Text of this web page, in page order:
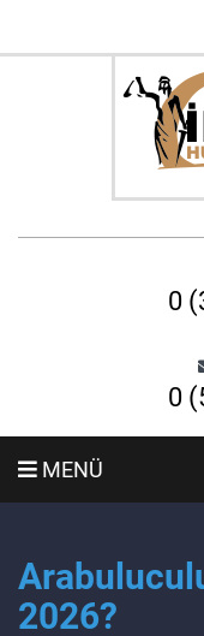
0
0
MENÜ
2026?